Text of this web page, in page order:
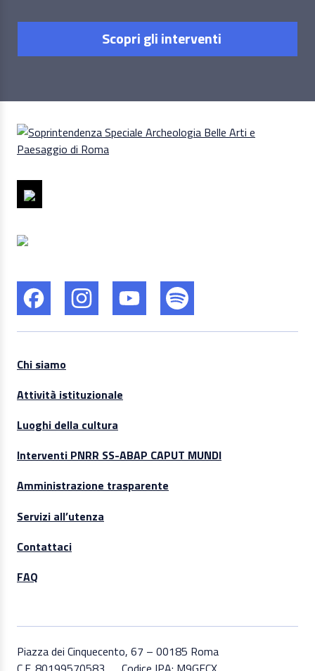
Scopri gli interventi
Chi siamo
Attività istituzionale
Luoghi della cultura
Interventi PNRR SS-ABAP CAPUT MUNDI
Amministrazione trasparente
Servizi all’utenza
Contattaci
FAQ
Piazza dei Cinquecento, 67 – 00185 Roma